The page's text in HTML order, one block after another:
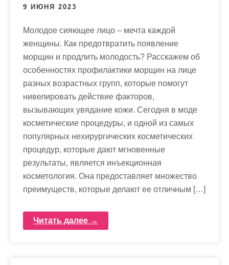
9 ИЮНЯ 2023
Молодое сияющее лицо – мечта каждой
женщины. Как предотвратить появление
морщин и продлить молодость? Расскажем об
особенностях профилактики морщин на лице
разных возрастных групп, которые помогут
нивелировать действие факторов,
вызывающих увядание кожи. Сегодня в моде
косметические процедуры, и одной из самых
популярных нехирургических косметических
процедур, которые дают мгновенные
результаты, является инъекционная
косметология. Она предоставляет множество
преимуществ, которые делают ее отличным […]
Читать далее →